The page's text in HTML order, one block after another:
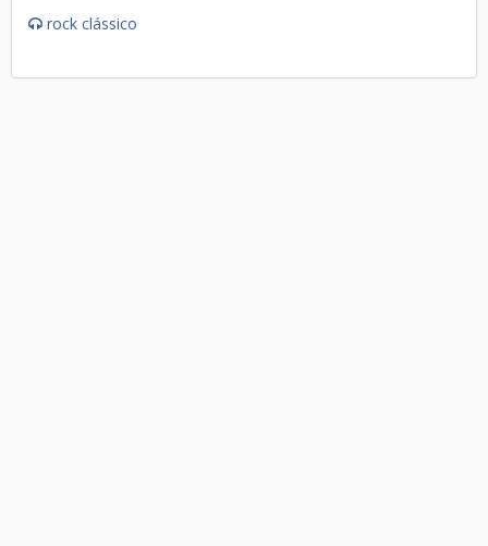
rock clássico